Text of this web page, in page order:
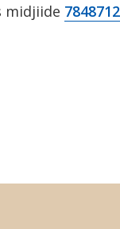
midjiide